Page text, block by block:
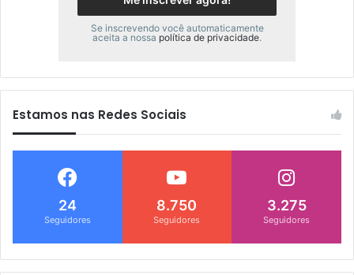
Se inscrevendo você automaticamente
aceita a nossa política de privacidade.
Estamos nas Redes Sociais
24
Seguidores
8.750
Seguidores
3.275
Seguidores